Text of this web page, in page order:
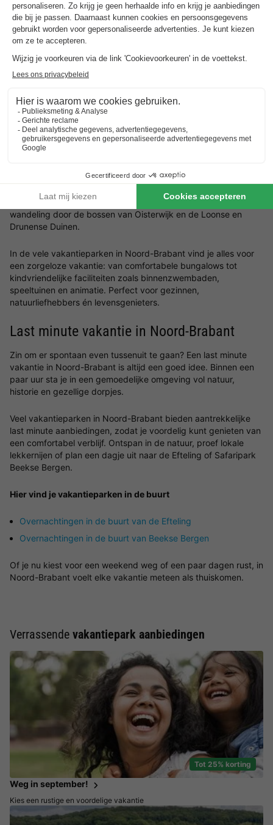
Vakantieparken in Hilvarenbeek
Verblijf nabij Safaripark Beekse Bergen
Beleef de natuur én de dieren
Bekijk vakantieparken
Vakantie in Noord-Brabant
Ontdek bruisende steden zoals ’s-Hertogenbosch, Eindhoven,
gaan. Bezoek het Nationaal Park De Biesbosch of maak een
wandeling door de bossen van Oisterwijk en de Loonse en
Drunense Duinen.
In de vele vakantieparken in Noord-Brabant vind je alles voor
een zorgeloze vakantie: van comfortabele bungalows tot
kindvriendelijke faciliteiten zoals binnenzwembaden,
speeltuinen en animatie. Perfect voor gezinnen,
natuurliefhebbers én levensgenieters.
Last minute vakantie in Noord-Brabant
Zin om er spontaan even tussenuit te gaan? Een last minute
vakantie in Noord-Brabant is altijd een goed idee. Binnen een
paar uur sta je in een gemoedelijke omgeving vol natuur,
historie en gezellige dorpjes.
Veel vakantieparken in Noord-Brabant bieden aantrekkelijke
last minute aanbiedingen, zodat je voordelig kunt genieten van
een comfortabel verblijf. Ontspan in de natuur, proef lokale
lekkernijen of plan een dagje uit naar de Efteling of Safaripark
Beekse Bergen.
Hier vind je vakantieparken in de buurt
Overnachtingen in de buurt van de Efteling
Overnachtingen in de buurt van Beekse Bergen
Of je nu kiest voor een weekend weg of een paar dagen rust, in
Noord-Brabant voelt elke vakantie meteen als thuiskomen.
Verrassende vakantiepark aanbiedingen
Tot 25% korting
Weg in september!
Kies een rustige en voordelige vakantie